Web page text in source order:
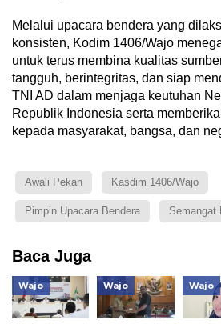
Melalui upacara bendera yang
konsisten, Kodim 1406/Wajo
untuk terus membina kualitas
tangguh, berintegritas, dan siap
TNI AD dalam menjaga keutuhan
Republik Indonesia serta
kepada masyarakat, bangsa, dan
Awali Pekan Kasdim 1406/Wajo
Pimpin Upacara Bendera Semangat
Baca Juga
Wajo Wajo Wajo